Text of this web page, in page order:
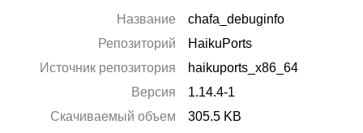
Название
chafa_debuginfo
Репозиторий
HaikuPorts
Источник репозитория
haikuports_x86_64
Версия
1.14.4-1
Скачиваемый объем
305.5 KB